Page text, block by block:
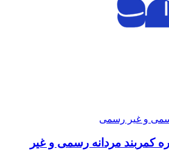
کمربند مردانه رسمی و غیر